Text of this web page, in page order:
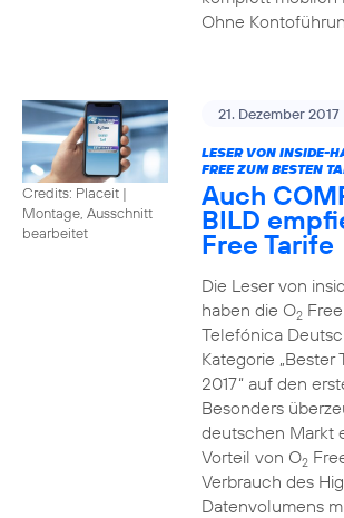
Ohne
Credits: Placeit |
Montage, Ausschnitt
bearbeitet
21. Dezember 2017
LESER VON INSIDE-
FREE ZUM BESTEN
Auch
BILD
Free Tarife
Die Leser von
haben die O2Free
Telefónica
Kategorie „Bester
2017“ auf den
Besonders
deutschen Markt
Vorteil von O2
Verbrauch des
Datenvolumens